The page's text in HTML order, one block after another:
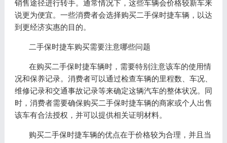
销售途径进行转手。通常情况下，这些车辆会价格较新车来
说更为便宜。一些消费者会选择购买二手保时捷车辆，以达
到更经济实惠的目的。
二手保时捷车购买需要注意哪些问题
在购买二手保时捷车辆时，需要特别注意该车的使用情
况和保养记录。消费者可以通过检查车辆的里程数、车况、
维修记录和交通事故记录等来确定这辆汽车的整体状况。同
时，消费者需要确保购买二手保时捷车辆的商家或个人出售
该车有合法授权，并可以提供相关证明材料。
购买二手保时捷车辆的优点在于价格较为合理，并且当